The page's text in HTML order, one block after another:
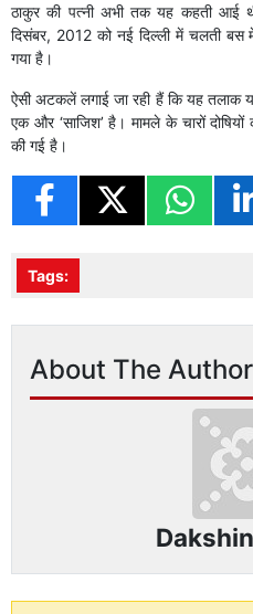
ठाकुर की पत्नी अभी तक यह कहती आई
दिसंबर, 2012 को नई दिल्ली में चलती बस
गया है।
ऐसी अटकलें लगाई जा रही हैं कि यह तलाक
एक और ‘साजिश’ है। मामले के चारों
की गई है।
Tags:
About The Author